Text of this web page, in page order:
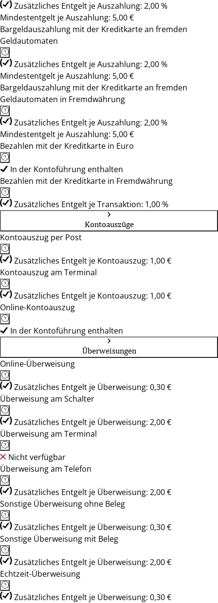
Zusätzliches Entgelt je Auszahlung: 2,00 %
Mindestentgelt je Auszahlung: 5,00 €
Bargeldauszahlung mit der Kreditkarte an fremden
Geldautomaten
Zusätzliches Entgelt je Auszahlung: 2,00 %
Mindestentgelt je Auszahlung: 5,00 €
Bargeldauszahlung mit der Kreditkarte an fremden
Geldautomaten in Fremdwährung
Zusätzliches Entgelt je Auszahlung: 2,00 %
Mindestentgelt je Auszahlung: 5,00 €
Bezahlen mit der Kreditkarte in Euro
In der Kontoführung enthalten
Bezahlen mit der Kreditkarte in Fremdwährung
Zusätzliches Entgelt je Transaktion: 1,00 %
Kontoauszüge
Kontoauszug per Post
Zusätzliches Entgelt je Kontoauszug: 1,00 €
Kontoauszug am Terminal
Zusätzliches Entgelt je Kontoauszug: 1,00 €
Online-Kontoauszug
In der Kontoführung enthalten
Überweisungen
Online-Überweisung
Zusätzliches Entgelt je Überweisung: 0,30 €
Überweisung am Schalter
Zusätzliches Entgelt je Überweisung: 2,00 €
Überweisung am Terminal
Nicht verfügbar
Überweisung am Telefon
Zusätzliches Entgelt je Überweisung: 2,00 €
Sonstige Überweisung ohne Beleg
Zusätzliches Entgelt je Überweisung: 0,30 €
Sonstige Überweisung mit Beleg
Zusätzliches Entgelt je Überweisung: 2,00 €
Echtzeit-Überweisung
Zusätzliches Entgelt je Überweisung: 0,30 €